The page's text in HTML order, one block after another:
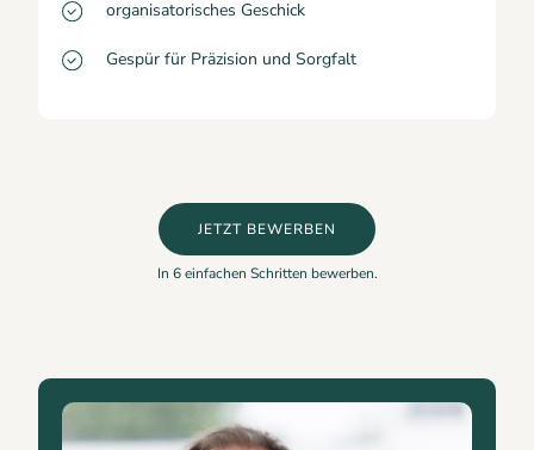
organisatorisches Geschick
Gespür für Präzision und Sorgfalt
JETZT BEWERBEN
In 6 einfachen Schritten bewerben.